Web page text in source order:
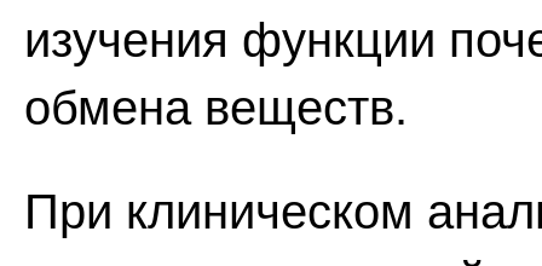
изучения функции
обмена веществ.
При клиническом